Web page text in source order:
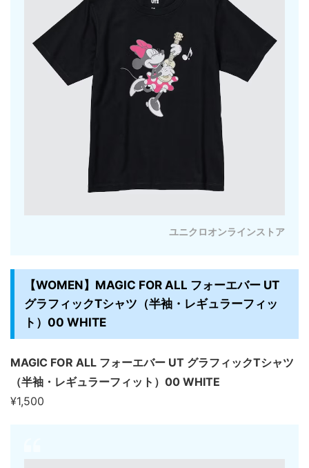
ユニクロオンラインストア
【WOMEN】MAGIC FOR ALL フォーエバー UT
グラフィックTシャツ（半袖・レギュラーフィッ
ト）00 WHITE
MAGIC FOR ALL フォーエバー UT グラフィックTシャツ
（半袖・レギュラーフィット）00 WHITE
¥1,500